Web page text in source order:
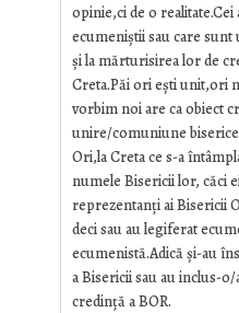
opinie,ci de o
ecumeniștii sau care
și la mărturisirea lor de
Creta.Păi ori ești unit,ori
vorbim noi are ca obiect
unire/comuniune
Ori,la Creta ce s-a
numele Bisericii lor, căci
reprezentanți ai Bisericii
deci sau au legiferat
ecumenistă.Adică și-au
a Bisericii sau au inclus-
credință a BOR.